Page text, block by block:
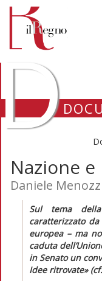
Nazione
Daniele
Sul tema
caratterizzato
europea – ma
caduta
in Senato un
Idee ritrovate» (cf.